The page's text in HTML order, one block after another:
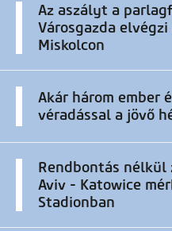
Az aszályt a
Városgazda
Miskolcon
Akár három ember
véradással a jövő
Rendbontás
Aviv - Katowice
Stadionban